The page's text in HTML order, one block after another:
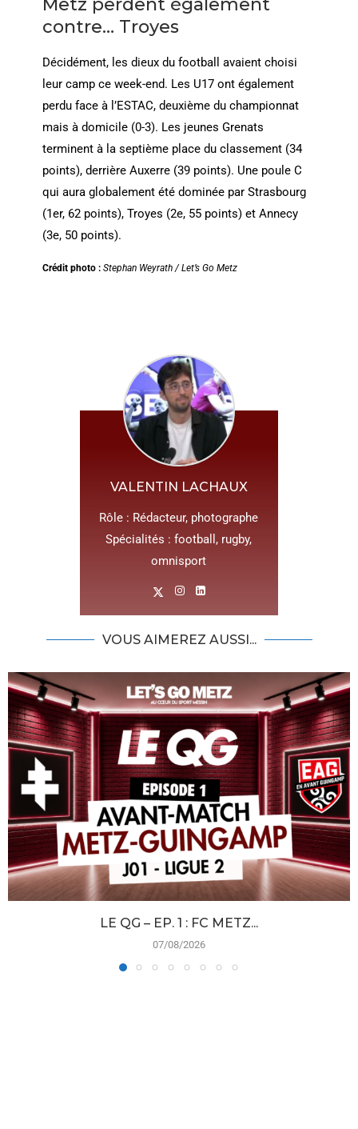
Metz perdent également
contre… Troyes
Décidément, les dieux du football avaient choisi
leur camp ce week-end. Les U17 ont également
perdu face à l’ESTAC, deuxième du championnat
mais à domicile (0-3). Les jeunes Grenats
terminent à la septième place du classement (34
points), derrière Auxerre (39 points). Une poule C
qui aura globalement été dominée par Strasbourg
(1er, 62 points), Troyes (2e, 55 points) et Annecy
(3e, 50 points).
Crédit photo :Stephan Weyrath / Let’s Go Metz
VALENTIN LACHAUX
Rôle : Rédacteur, photographe
Spécialités : football, rugby,
omnisport
VOUS AIMEREZ AUSSI...
LE QG – EP. 1 : FC METZ...
07/08/2026